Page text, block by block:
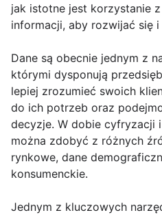
jak istotne jest korzystanie
informacji, aby rozwijać się
Dane są obecnie jednym z
którymi dysponują
lepiej zrozumieć swoich
do ich potrzeb oraz
decyzje. W dobie cyfryzacji
można zdobyć z różnych
rynkowe, dane
konsumenckie.
Jednym z kluczowych